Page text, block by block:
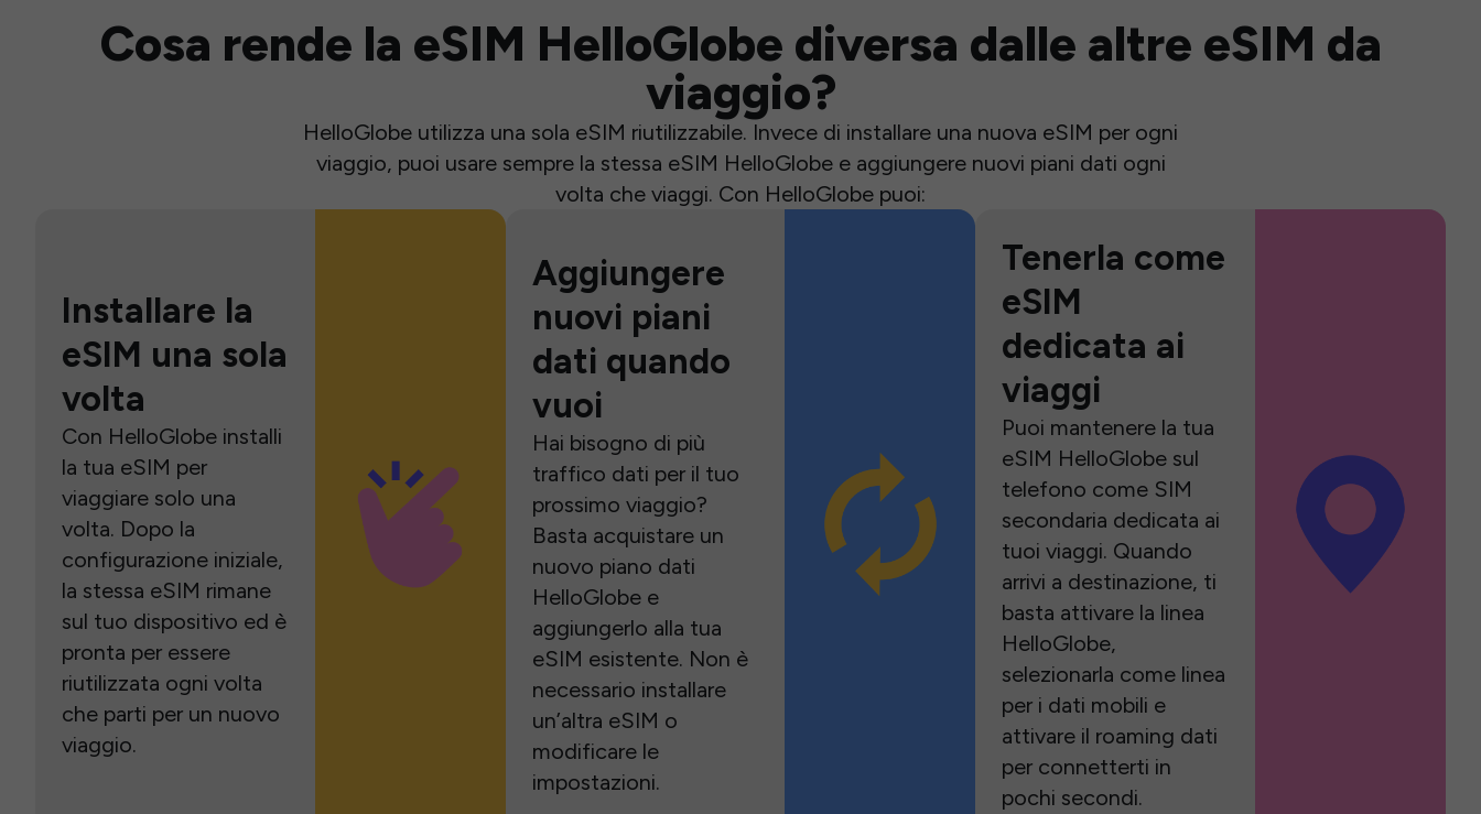
Cosa rende la eSIM HelloGlobe diversa dalle altre eSIM da
viaggio?
HelloGlobe utilizza una sola eSIM riutilizzabile. Invece di installare una nuova eSIM per ogni
viaggio, puoi usare sempre la stessa eSIM HelloGlobe e aggiungere nuovi piani dati ogni
volta che viaggi. Con HelloGlobe puoi:
Installare la
eSIM una sola
volta
Con HelloGlobe installi
la tua eSIM per
viaggiare solo una
volta. Dopo la
configurazione iniziale,
la stessa eSIM rimane
sul tuo dispositivo ed è
pronta per essere
riutilizzata ogni volta
che parti per un nuovo
viaggio.
Aggiungere
nuovi piani
dati quando
vuoi
Hai bisogno di più
traffico dati per il tuo
prossimo viaggio?
Basta acquistare un
nuovo piano dati
HelloGlobe e
aggiungerlo alla tua
eSIM esistente. Non è
necessario installare
un’altra eSIM o
modificare le
impostazioni.
Tenerla come
eSIM
dedicata ai
viaggi
Puoi mantenere la tua
eSIM HelloGlobe sul
telefono come SIM
secondaria dedicata ai
tuoi viaggi. Quando
arrivi a destinazione, ti
basta attivare la linea
HelloGlobe,
selezionarla come linea
per i dati mobili e
attivare il roaming dati
per connetterti in
pochi secondi.